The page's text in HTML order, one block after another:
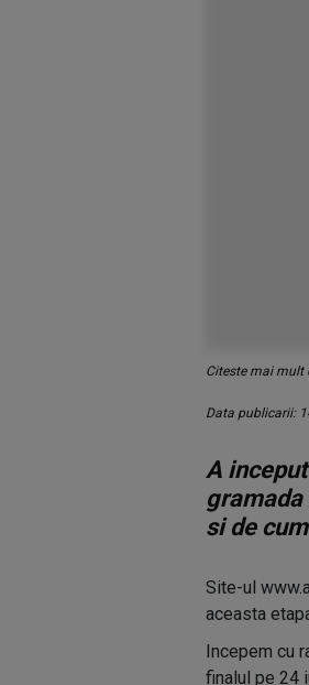
Citeste mai mult
Data publicarii:
A
gramada
si de
Site-ul
aceasta
Incepem cu
finalul pe 24